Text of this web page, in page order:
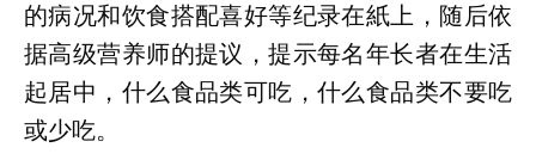
的病况和饮食搭配喜好等纪录在紙上，随后依
据高级营养师的提议，提示每名年长者在生活
起居中，什么食品类可吃，什么食品类不要吃
或少吃。